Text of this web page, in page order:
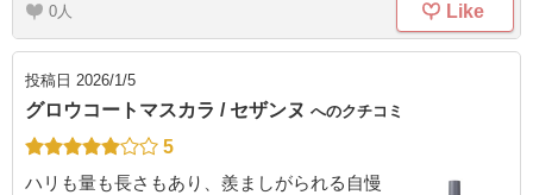
0 Like
投稿日 2026/1/5
グロウコートマスカラ / セザンヌ へのクチコミ
5
ハリも量も長さもあり、羨ましがられる自慢